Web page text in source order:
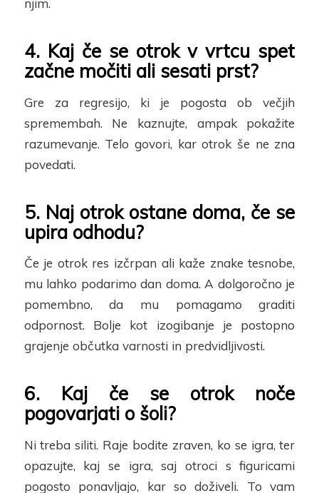
njim.
4. Kaj če se otrok v vrtcu spet
začne močiti ali sesati prst?
Gre za regresijo, ki je pogosta ob večjih
spremembah. Ne kaznujte, ampak pokažite
razumevanje. Telo govori, kar otrok še ne zna
povedati.
5. Naj otrok ostane doma, če se
upira odhodu?
Če je otrok res izčrpan ali kaže znake tesnobe,
mu lahko podarimo dan doma. A dolgoročno je
pomembno, da mu pomagamo graditi
odpornost. Bolje kot izogibanje je postopno
grajenje občutka varnosti in predvidljivosti.
6. Kaj če se otrok noče
pogovarjati o šoli?
Ni treba siliti. Raje bodite zraven, ko se igra, ter
opazujte, kaj se igra, saj otroci s figuricami
pogosto ponavljajo, kar so doživeli. To vam